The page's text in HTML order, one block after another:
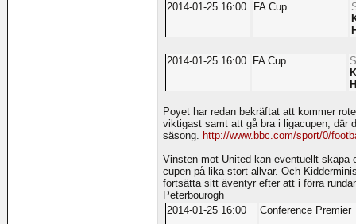
2014-01-25 16:00 FA Cup
2014-01-25 16:00 FA Cup
Poyet har redan bekräftat att kommer
viktigast samt att gå bra i ligacupen, där
säsong. http://www.bbc.com/sport/0/
Vinsten mot United kan eventuellt skapa
cupen på lika stort allvar. Och
fortsätta sitt äventyr efter att i förra
Peterbourogh
2014-01-25 16:00
Conference Premier